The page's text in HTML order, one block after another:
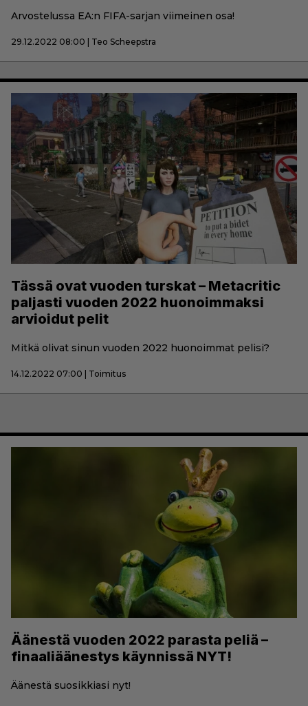
Arvostelussa EA:n FIFA-sarjan viimeinen osa!
29.12.2022 08:00 | Teo Scheepstra
Tässä ovat vuoden turskat – Metacritic
paljasti vuoden 2022 huonoimmaksi
arvioidut pelit
Mitkä olivat sinun vuoden 2022 huonoimmat pelisi?
14.12.2022 07:00 | Toimitus
Äänestä vuoden 2022 parasta peliä –
finaaliäänestys käynnissä NYT!
Äänestä suosikkiasi nyt!